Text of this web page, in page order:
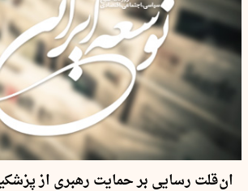
ان‌قلت‌ رسایی بر حمایت رهبری از